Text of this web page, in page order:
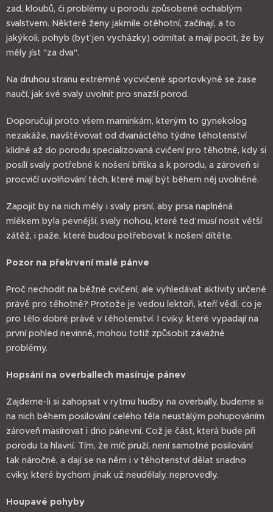
zad, kloubů, či problémy u porodu způsobené ochablým
svalstvem. Některé ženy jakmile otěhotní, začínají, a to
jakýkoli, pohyb (byť jen vycházky) odmítat a mají pocit, že by
měly jíst "za dva".
Na druhou stranu extrémně vycvičené sportovkyně se zase
naučí, jak své svaly uvolnit pro snazší porod.
Doporučují proto všem maminkám, kterým to gynekolog
nezakáže, navštěvovat od dvanáctého týdne těhotenství
klidně až do porodu specializovaná cvičení pro těhotné, kdy si
posílí svaly potřebné k nošení bříška a k porodu, a zároveň si
procvičí uvolňování těch, které mají být během něj uvolněné.
Zapojit by na nich měly i svaly prsní, aby prsa naplněná
mlékem byla pevnější, svaly nohou, které teď musí nosit větší
zátěž, i paže, které budou potřebovat k nošení dítěte.
Pozor na překrvení malé pánve
Proč nechodit na běžné cvičení, ale vyhledávat aktivity určené
právě pro těhotné? Protože je vedou lektoři, kteří vědí, co je
pro tělo dobré právě v těhotenství. I cviky, které vypadají na
první pohled nevinně, mohou totiž způsobit závažné
problémy.
Hopsání na overballech masíruje pánev
Zajdeme-li si zahopsat v rytmu hudby na overbally, budeme si
na nich během posilování celého těla neustálým pohupováním
zároveň masírovat i dno pánevní. Což je část, která bude při
porodu ta hlavní. Tím, že míč pruží, není samotné posilování
tak náročné, a dají se na něm i v těhotenství dělat snadno
cviky, které bychom jinak už neudělaly, neprovedly.
Houpavé pohyby